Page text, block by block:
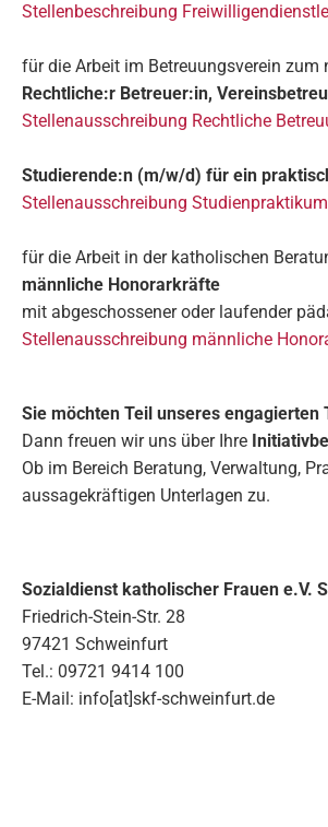
Stellenbeschreibung
für die Arbeit im Betreuungsverein
Rechtliche:r Betreuer:in,
Stellenausschreibung Rechtliche
Studierende:n (m/w/d) für ein
Stellenausschreibung Studienpraktikum
für die Arbeit in der katholischen
männliche Honorarkräfte
mit abgeschossener oder laufender
Stellenausschreibung männliche
Sie möchten Teil unseres
Dann freuen wir uns über Ihre
Ob im Bereich Beratung, Verwaltung,
aussagekräftigen Unterlagen zu.
Sozialdienst katholischer Frauen e.V.
Friedrich-Stein-Str. 28
97421 Schweinfurt
Tel.: 09721 9414 100
E-Mail: info[at]skf-schweinfurt.de